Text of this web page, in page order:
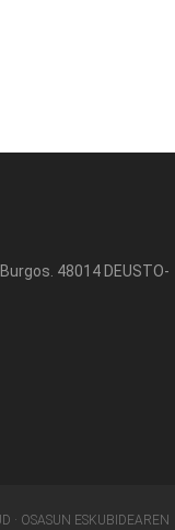
48014 DEUSTO-
· OSASUN ESKUBIDEAREN